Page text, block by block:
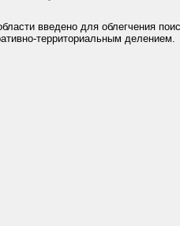
введено для облегчения
территориальным делением.